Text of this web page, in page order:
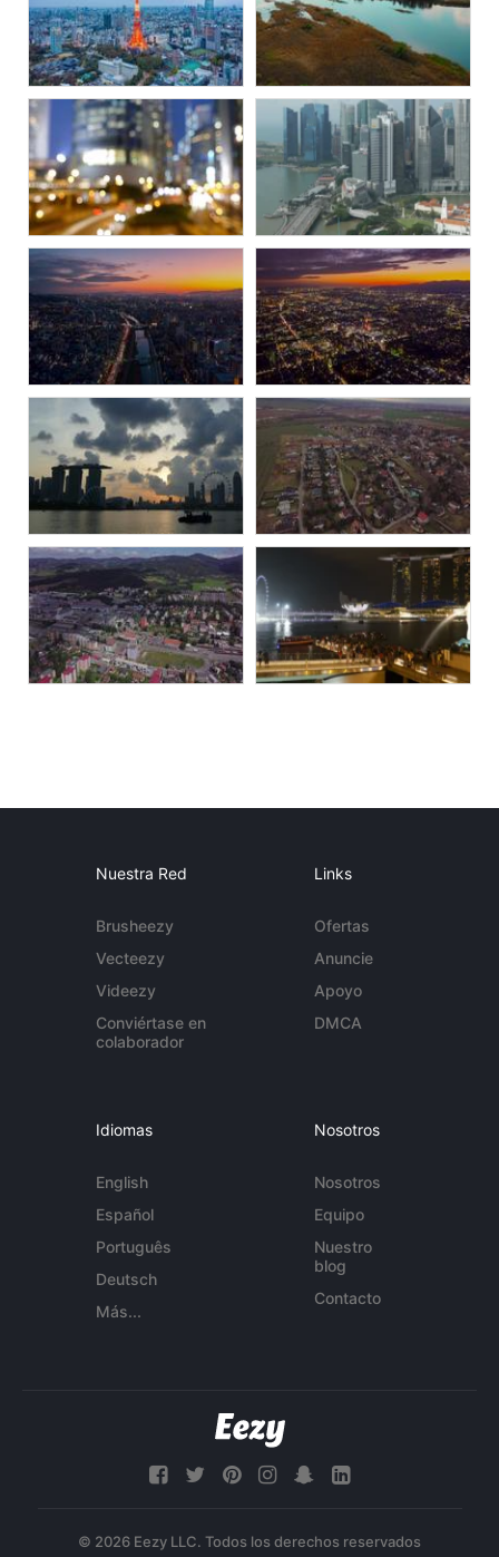
Nuestra Red
Brusheezy
Vecteezy
Videezy
Conviértase en
colaborador
Links
Ofertas
Anuncie
Apoyo
DMCA
Idiomas
English
Español
Português
Deutsch
Más...
Nosotros
Nosotros
Equipo
Nuestro
blog
Contacto
© 2026 Eezy LLC. Todos los derechos reservados